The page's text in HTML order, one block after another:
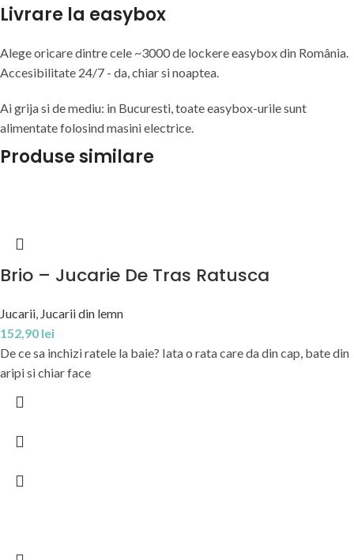
Livrare la easybox
Alege oricare dintre cele ~3000 de lockere easybox din România.
Accesibilitate 24/7 - da, chiar si noaptea.
Ai grija si de mediu: in Bucuresti, toate easybox-urile sunt
alimentate folosind masini electrice.
Produse similare
Brio – Jucarie De Tras Ratusca
Jucarii, Jucarii din lemn
152,90 lei
De ce sa inchizi ratele la baie? Iata o rata care da din cap, bate din
aripi si chiar face